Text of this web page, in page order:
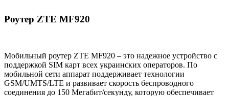
Роутер ZTE MF920
Мобильный роутер ZTE MF920 – это надежное устройство с
поддержкой SIM карт всех украинских операторов. По
мобильной сети аппарат поддерживает технологии
GSM/UMTS/LTE и развивает скорость беспроводного
соединения до 150 Мегабит/секунду, которую обеспечивает